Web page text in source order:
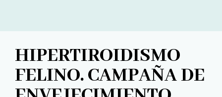
HIPERTIROIDISMO
FELINO. CAMPAÑA DE